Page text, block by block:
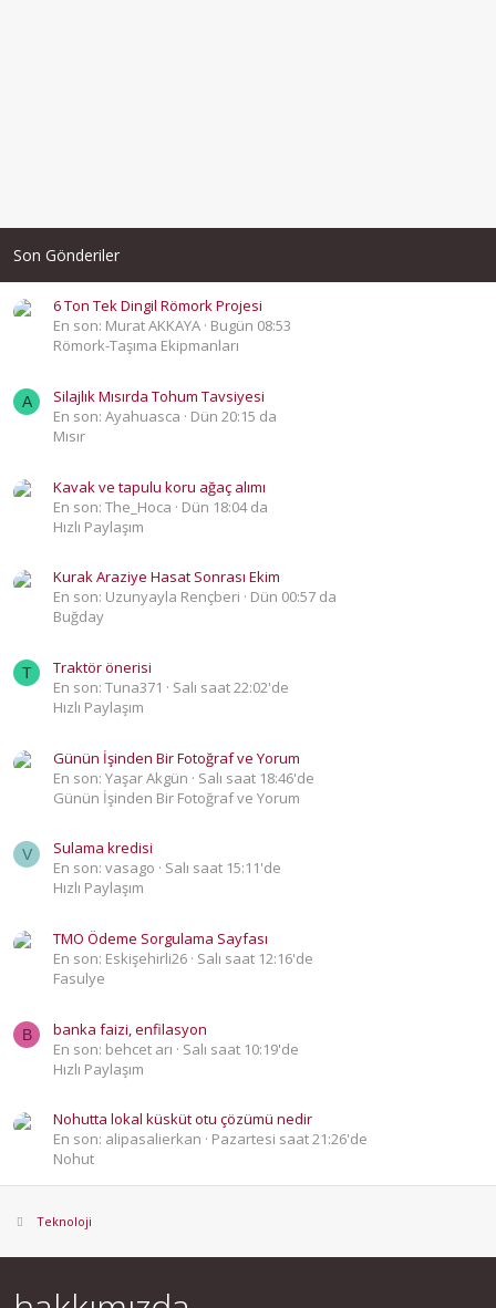
Son Gönderiler
6 Ton Tek Dingil Römork Projesi
En son: Murat AKKAYA Bugün 08:53
Römork-Taşıma Ekipmanları
A
Silajlık Mısırda Tohum Tavsiyesi
En son: Ayahuasca
Dün 20:15 da
Mısır
Kavak ve tapulu koru ağaç alımı
En son: The_Hoca
Dün 18:04 da
Hızlı Paylaşım
Kurak Araziye Hasat Sonrası Ekim
En son: Uzunyayla Rençberi
Dün 00:57 da
Buğday
T
Traktör önerisi
En son: Tuna371
Salı saat 22:02'de
Hızlı Paylaşım
Günün İşinden Bir Fotoğraf ve Yorum
En son: Yaşar Akgün
Salı saat 18:46'de
Günün İşinden Bir Fotoğraf ve Yorum
V
Sulama kredisi
En son: vasago
Salı saat 15:11'de
Hızlı Paylaşım
TMO Ödeme Sorgulama Sayfası
En son: Eskişehirli26 Salı saat 12:16'de
Fasulye
B
banka faizi, enfilasyon
En son: behcet arı
Salı saat 10:19'de
Hızlı Paylaşım
Nohutta lokal küsküt otu çözümü nedir
En son: alipasalierkan
Pazartesi saat 21:26'de
Nohut
Teknoloji